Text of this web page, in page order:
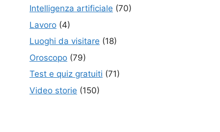
Intelligenza artificiale (70)
Lavoro (4)
Luoghi da visitare (18)
Oroscopo (79)
Test e quiz gratuiti (71)
Video storie (150)